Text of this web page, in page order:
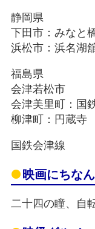
静岡県
下田市：みなと
浜松市：浜名湖
福島県
会津若松市
会津美里町：国
柳津町：円蔵寺
国鉄会津線
映画にちな
二十四の瞳、自